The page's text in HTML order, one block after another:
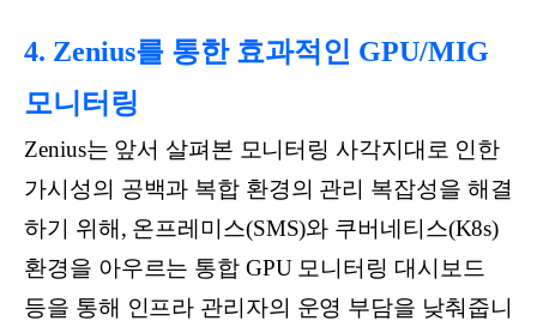
4. Zenius를 통한 효과적인 GPU/MIG
모니터링
Zenius는 앞서 살펴본 모니터링 사각지대로 인한
가시성의 공백과 복합 환경의 관리 복잡성을 해결
하기 위해, 온프레미스(SMS)와 쿠버네티스(K8s)
환경을 아우르는 통합 GPU 모니터링 대시보드
등을 통해 인프라 관리자의 운영 부담을 낮춰줍니